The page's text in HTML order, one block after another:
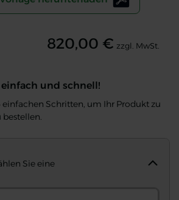
820,00 € zzgl. MwSt.
einfach und schnell!
einfachen Schritten, um Ihr Produkt zu
Sie eine